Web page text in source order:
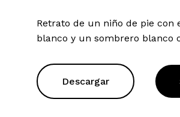
Retrato de un niño de pie con
blanco y un sombrero blanco
Descargar